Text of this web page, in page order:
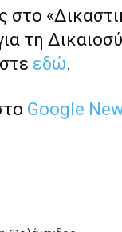
στο
τη
εδώ.
Google